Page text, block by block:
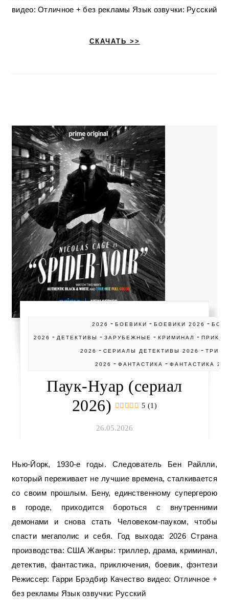
видео: Отличное + без рекламы Язык озвучки: Русский
СКАЧАТЬ >>
2026 -БОЕВИКИ -БОЕВИКИ 2026 -
2026 - ДЕТЕКТИВЫ -ЗАРУБЕЖНЫЕ -КРИМИНАЛ -
2026 - СЕРИАЛЫ ДЕТЕКТИВЫ 2026 -
2026 - ФАНТАСТИКА - ФАНТАСТИКА
Паук-Нуар (сериал
2026)
5 (1)
26.05.2026
Нью-Йорк, 1930-е годы. Следователь Бен Райлли,
который переживает не лучшие времена, сталкивается
со своим прошлым. Бену, единственному супергерою
в городе, приходится бороться с внутренними
демонами и снова стать Человеком-пауком, чтобы
спасти мегаполис и себя. Год выхода: 2026 Страна
производства: США Жанры: триллер, драма, криминал,
детектив, фантастика, приключения, боевик, фэнтези
Режиссер: Гарри Брэдбир Качество видео: Отличное +
без рекламы Язык озвучки: Русский